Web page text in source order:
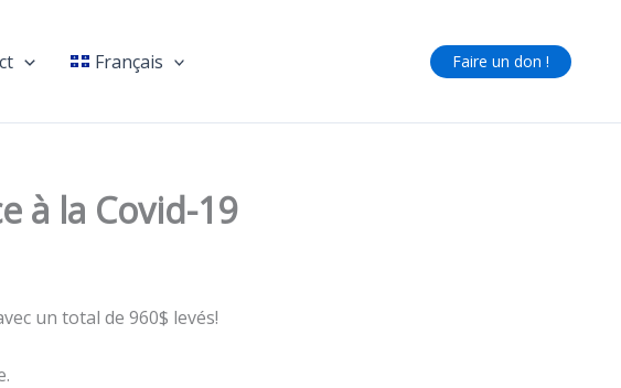
Français Faire un don !
à la Covid-19
un total de 960$ levés!